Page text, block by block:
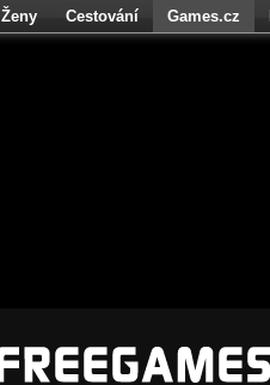
Ženy Cestování Games.cz